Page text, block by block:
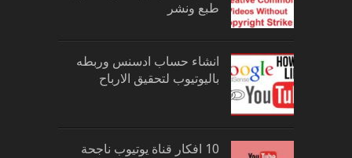
طبع ونشر
انشاء حساب ادسنس وربطه
باليوتيوب لتحقيق الارباح
10 افكار قناة يوتيوب ناجحة